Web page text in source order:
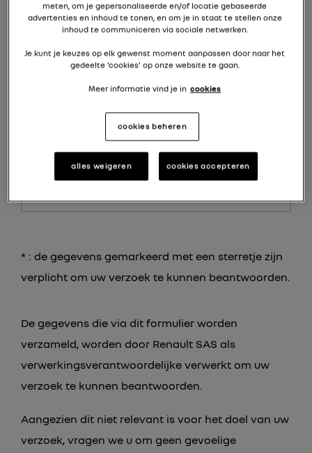
achternaam en voornaam *
e-mailadres *
* : de gegevens gemarkeerd met een sterretje zijn
verplicht om uw verzoek te kunnen beantwoorden.
De gegevens die via dit formulier worden
verzameld, worden door Renault SAS als
verwerkingsverantwoordelijke verwerkt om uw
verzoek te kunnen beantwoorden.
Aangezien dit niet relevant is voor het doel van uw
verzoek, vragen we u om geen gevoelige
meten, om je gepersonaliseerde en/of locatie gebaseerde
advertenties en inhoud te tonen, en om je in staat te stellen onze
inhoud te communiceren via sociale netwerken.
Je kunt je keuzes op elk gewenst moment aanpassen door naar het
gedeelte ‘cookies’ op onze website te gaan.
Meer informatie vind je in cookies
cookies beheren
alles weigeren cookies accepteren